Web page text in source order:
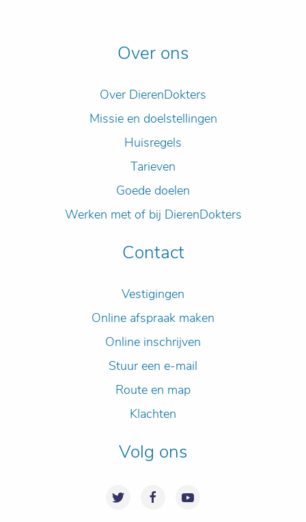
Over ons
Over DierenDokters
Missie en doelstellingen
Huisregels
Tarieven
Goede doelen
Werken met of bij DierenDokters
Contact
Vestigingen
Online afspraak maken
Online inschrijven
Stuur een e-mail
Route en map
Klachten
Volg ons